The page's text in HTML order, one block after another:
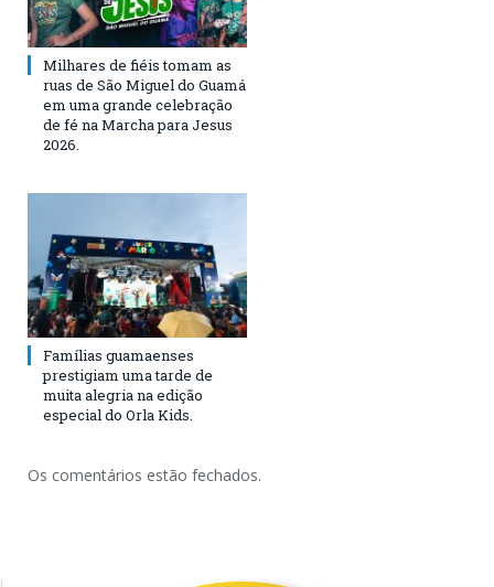
Milhares de fiéis tomam as
ruas de São Miguel do Guamá
em uma grande celebração
de fé na Marcha para Jesus
2026.
Famílias guamaenses
prestigiam uma tarde de
muita alegria na edição
especial do Orla Kids.
Os comentários estão fechados.